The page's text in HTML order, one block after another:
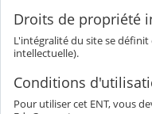
Droits de propriété
L'intégralité du site se
intellectuelle).
Conditions
Pour utiliser cet ENT, vous